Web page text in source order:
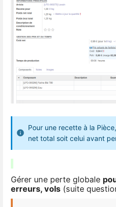
Pour une recette à la
net total soit celui avant
Gérer une perte globale
erreurs, vols (suite